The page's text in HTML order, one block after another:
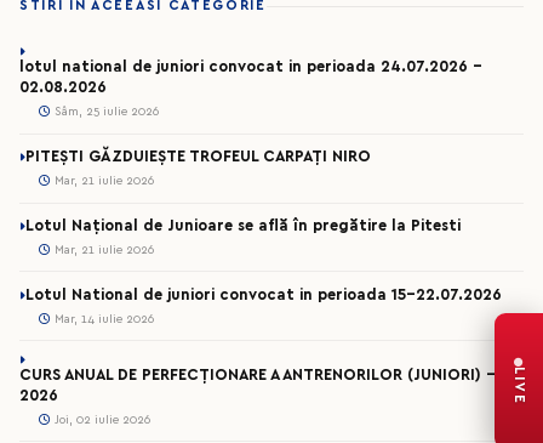
STIRI IN ACEEASI CATEGORIE
lotul national de juniori convocat in perioada 24.07.2026 –
02.08.2026
Sâm, 25 iulie 2026
PITEȘTI GĂZDUIEȘTE TROFEUL CARPAȚI NIRO
Mar, 21 iulie 2026
Lotul Național de Junioare se află în pregătire la Pitesti
Mar, 21 iulie 2026
Lotul National de juniori convocat in perioada 15-22.07.2026
Mar, 14 iulie 2026
CURS ANUAL DE PERFECȚIONARE A ANTRENORILOR (JUNIORI) -
2026
Joi, 02 iulie 2026
LIVE